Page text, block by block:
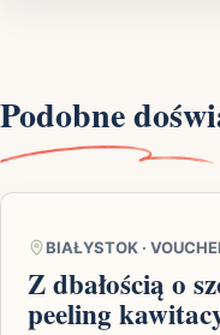
Podobne
BIAŁYSTOK ·
Z dbałością o
peeling